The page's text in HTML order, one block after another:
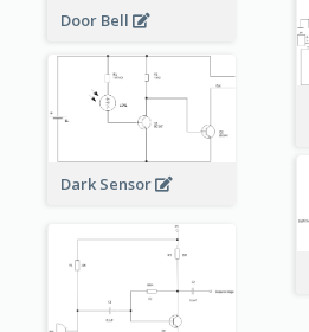
Door Bell
Dark Sensor